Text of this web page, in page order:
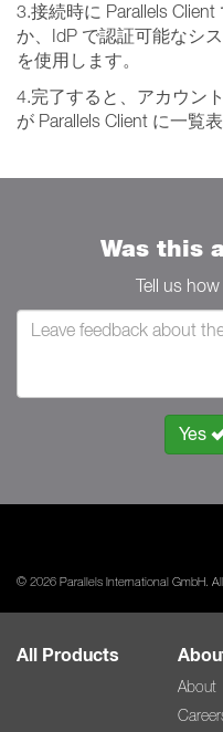
3.接続時に Parallels
か、IdP で認証可能なシ
を使用します。
4.完了すると、アカウン
が Parallels Client に一覧
Was this
Tell us
Yes
© 2026 Parallels International GmbH.
All Products
About